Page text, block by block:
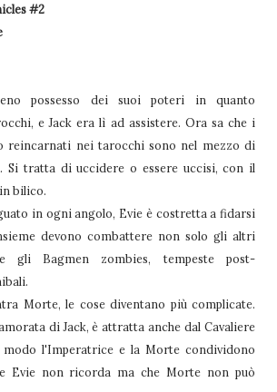
#2
possesso dei suoi poteri in quanto
e Jack era lì ad assistere. Ora sa che i
reincarnati nei tarocchi sono nel mezzo di
Si tratta di uccidere o essere uccisi, con il
bilico.
in ogni angolo, Evie è costretta a fidarsi
devono combattere non solo gli altri
gli Bagmen zombies, tempeste post-
Morte, le cose diventano più complicate.
di Jack, è attratta anche dal Cavaliere
modo l'Imperatrice e la Morte condividono
Evie non ricorda ma che Morte non può